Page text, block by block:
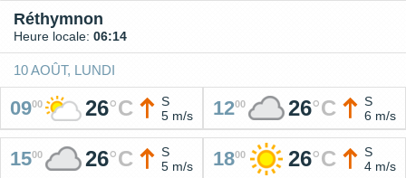
Réthymnon
Heure locale: 06:14
10 AOÛT, LUNDI
0900 26°C
S
5 m/s
1200 26°C
S
6 m/s
1500 26°C
S
5 m/s
1800 26°C
S
4 m/s